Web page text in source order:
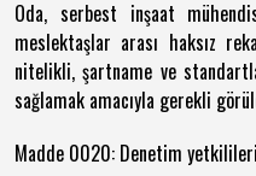
Oda, serbest inşaat
meslektaşlar arası haksız
nitelikli, şartname ve
sağlamak amacıyla gerekli
Madde 0020: Denetim yetkilileri